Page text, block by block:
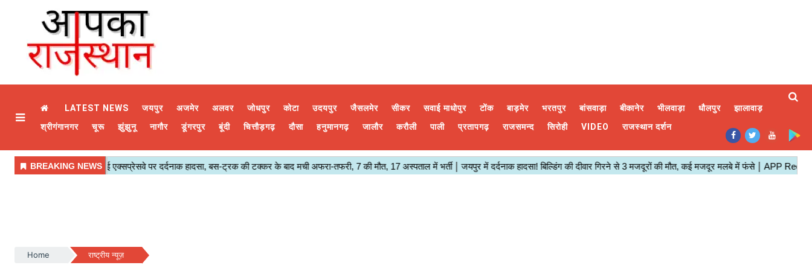
LATEST NEWS जयपुर अजमेर अलवर जोधपुर कोटा उदयपुर जैसलमेर सीकर सवाई माधोपुर टोंक बाड़मेर भरतपुर बांसवाड़ा बीकानेर भीलवाड़ा धौलपुर
झालावाड़
श्रीगंगानगर
चूरू झुंझुनू नागौर डूंगरपुर बूंदी चित्तौड़गढ़ दौसा हनुमानगढ़ जालौर करौली पाली प्रतापगढ़ राजसमन्द सिरोही VIDEO राजस्थान दर्शन
Home राष्ट्रीय न्यूज़